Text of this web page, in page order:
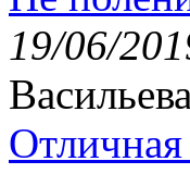
19/06/
Васильева